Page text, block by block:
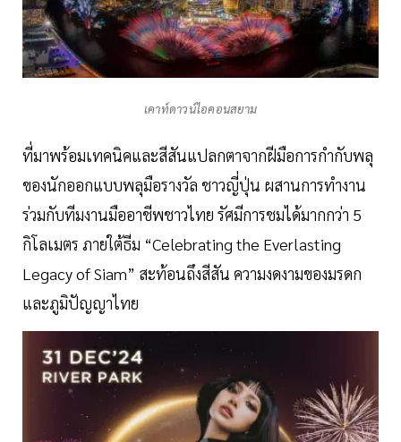
เคาท์ดาวน์ไอคอนสยาม
ที่มาพร้อมเทคนิคและสีสันแปลกตาจากฝีมือการกำกับพลุ
ของนักออกแบบพลุมือรางวัล ชาวญี่ปุ่น ผสานการทำงาน
ร่วมกับทีมงานมืออาชีพชาวไทย รัศมีการชมได้มากกว่า 5
กิโลเมตร ภายใต้ธีม “Celebrating the Everlasting
Legacy of Siam” สะท้อนถึงสีสัน ความงดงามของมรดก
และภูมิปัญญาไทย